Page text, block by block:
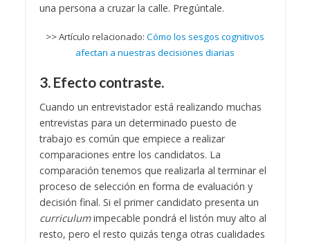
una persona a cruzar la calle. Pregúntale.
>> Artículo relacionado: Cómo los sesgos cognitivos
afectan a nuestras decisiones diarias
3. Efecto contraste.
Cuando un entrevistador está realizando muchas
entrevistas para un determinado puesto de
trabajo es común que empiece a realizar
comparaciones entre los candidatos. La
comparación tenemos que realizarla al terminar el
proceso de selección en forma de evaluación y
decisión final. Si el primer candidato presenta un
curriculumimpecable pondrá el listón muy alto al
resto, pero el resto quizás tenga otras cualidades